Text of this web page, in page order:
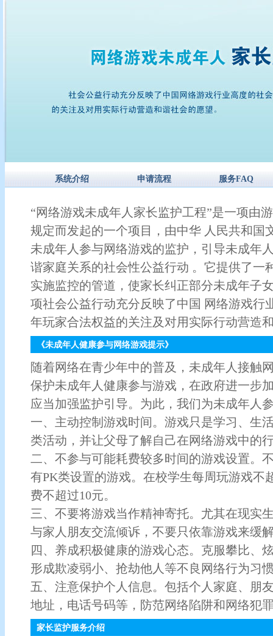
系统介绍 申请流程 服务FAQ
“网络游戏未成年人家长监护工程”是一项由
规定而发起的一个项目，由中华 人民共和国
未成年人参与网络游戏的监护，引导未成年
谐家庭关系的社会性公益行动 。它提供了一
实施监控的管道，使家长纠正部分未成年子
项社会公益行动充分反映了中国 网络游戏行
年玩家合法权益的关注及对用实际行动营造
《未成年人健康参与网络游戏提示》
随着网络在青少年中的普及，未成年人接触
保护未成年人健康参与游戏，在政府进一步
应当加强监护引导。为此，我们为未成年人
一、主动控制游戏时间。游戏只是学习、生
类活动，并让父母了解自己在网络游戏中的
二、不参与可能耗费较多时间的游戏设置。
有PK类设置的游戏。在校学生每周玩游戏不
费不超过10元。
三、不要将游戏当作精神寄托。尤其在现实
与家人朋友交流倾诉，不要只依靠游戏来缓
四、养成积极健康的游戏心态。克服攀比、
形成欺凌弱小、抢劫他人等不良网络行为习
五、注意保护个人信息。包括个人家庭、朋
地址，电话号码等，防范网络陷阱和网络犯
家长监护服务介绍